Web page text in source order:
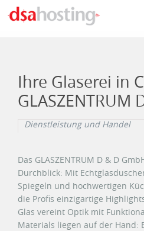
Ihre Glaserei in
GLASZENTRUM
Dienstleistung und Handel
Das GLASZENTRUM D & D
Durchblick: Mit
Spiegeln und hochwertigen
die Profis einzigartige
Glas vereint Optik mit
Materials liegen auf der Hand: